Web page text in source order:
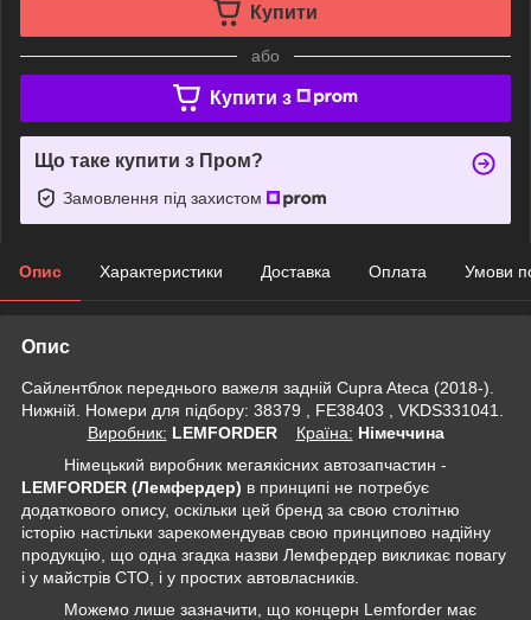
Купити
або
Купити з
Що таке купити з Пром?
Замовлення під захистом
Опис Характеристики Доставка Оплата Умови
Опис
Сайлентблок переднього важеля задній Cupra Ateca (2018-).
Нижній. Номери для підбору: 38379 , FE38403 , VKDS331041.
Виробник: LEMFORDER Крaїна: Німеччина
Німецький виробник мегаякісних автозапчастин -
LEMFORDER (Лемфердер) в принципі не потребує
додаткового опису, оскільки цей бренд за свою столітню
історію настільки зарекомендував свою принципово надійну
продукцію, що одна згадка назви Лемфердер викликає повагу
і у майстрів СТО, і у простих автовласників.
Можемо лише зазначити, що концерн Lemforder має